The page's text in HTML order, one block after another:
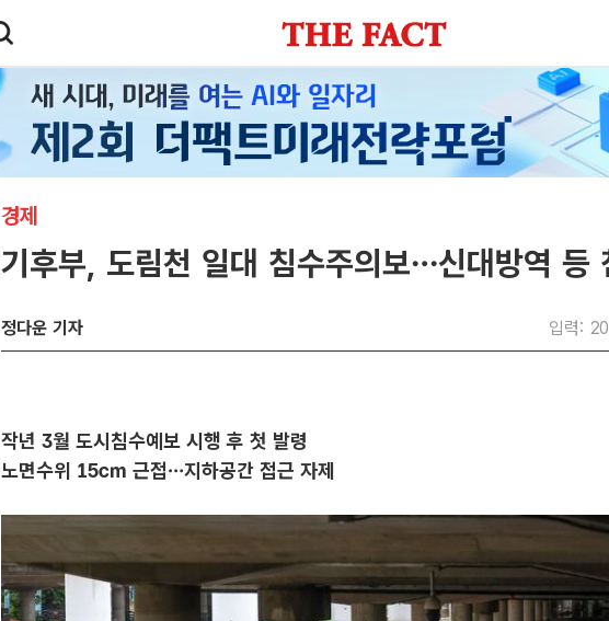
경제
기후부, 도림천 일대 침수주의보…신대방역 등
정다운 기자 입력:
작년 3월 도시침수예보 시행 후 첫 발령
노면수위 15㎝ 근접…지하공간 접근 자제